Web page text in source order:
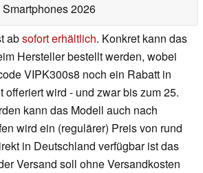
Smartphones 2026
absofort erhältlich. Konkret kann das
Hersteller bestellt werden, wobei
VIPK300s8 noch ein Rabatt in
offeriert wird - und zwar bis zum 25.
kann das Modell auch nach
wird ein (regulärer) Preis von rund
in Deutschland verfügbar ist das
Versand soll ohne Versandkosten